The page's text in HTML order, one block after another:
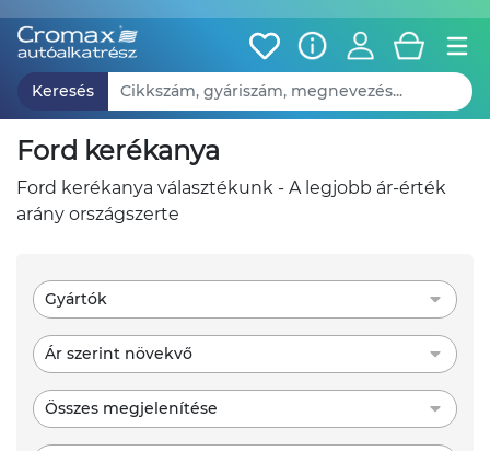
Keresés
ford kerékanya
ford kerékanya választékunk - A legjobb ár-érték
arány országszerte
Gyártók
Ár szerint növekvő
Összes megjelenítése